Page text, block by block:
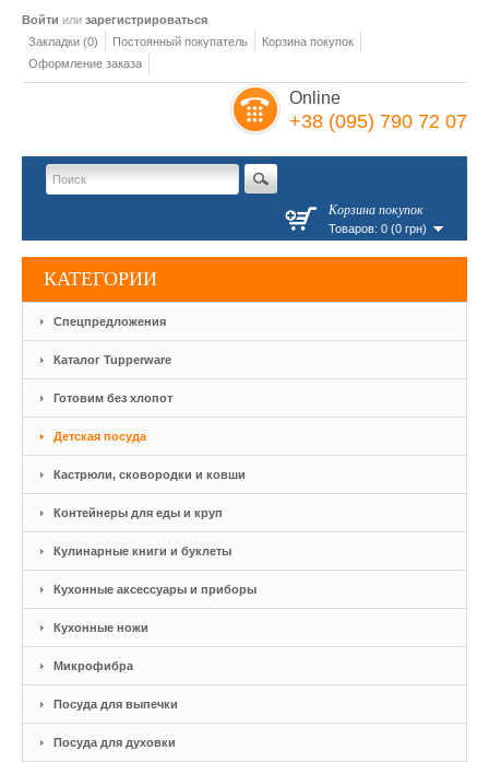
Войти или зарегистрироваться
Закладки (0)
Постоянный покупатель
Корзина покупок
Оформление заказа
Online
+38 (095) 790 72 07
Корзина покупок
Товаров: 0 (0 грн)
КАТЕГОРИИ
Спецпредложения
Каталог Tupperware
Готовим без хлопот
Детская посуда
Кастрюли, сковородки и ковши
Контейнеры для еды и круп
Кулинарные книги и буклеты
Кухонные аксессуары и приборы
Кухонные ножи
Микрофибра
Посуда для выпечки
Посуда для духовки